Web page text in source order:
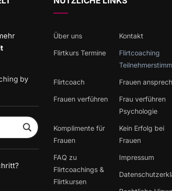
by
Über uns Kontakt
Flirtkurs Termine
Flirtcoaching
Flirtcoach Frauen
Frauen verführen
Frau verführen
Psychologie
Komplimente für
Frauen
Kein Erfolg bei
Frauen
FAQ zu
Flirtcoachings &
Flirtkursen
Impressum